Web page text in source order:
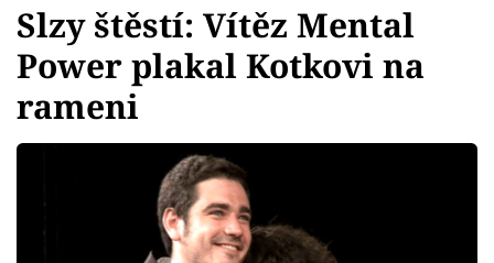
Témata
Showbyznys
Virály
Slzy štěstí: Vítěz Mental
Power plakal Kotkovi na
rameni